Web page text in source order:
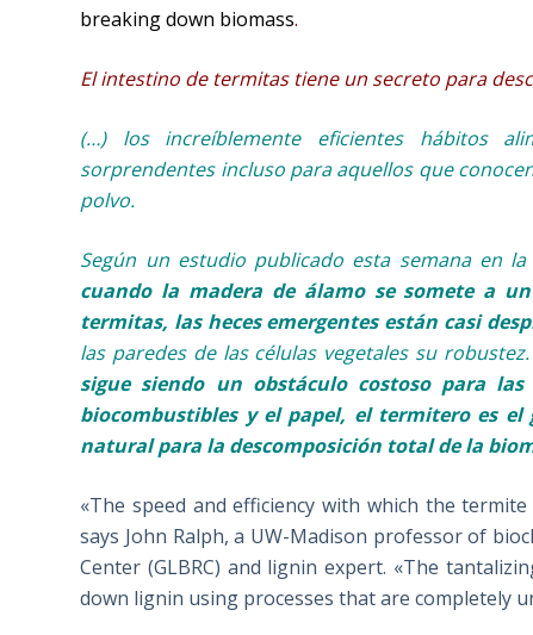
breaking down biomass.
El intestino de termitas tiene un secreto para
(…) los increíblemente eficientes hábitos
sorprendentes incluso para aquellos que
polvo.
Según un estudio publicado esta semana en
cuando la madera de álamo se somete a
termitas, las heces emergentes están casi
las paredes de las células vegetales su robustez.
sigue siendo un obstáculo costoso para
biocombustibles y el papel, el termitero es
natural para la descomposición total de la
«The speed and efficiency with which the
says John Ralph, a UW-Madison professor of
Center (GLBRC) and lignin expert. «The
down lignin using processes that are completely